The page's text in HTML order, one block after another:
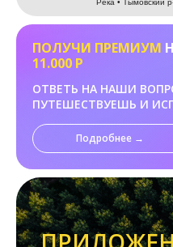
Река • Тымовский
ПОЛУЧИ ПРЕМИУМ
11.000 Р
ОТВЕТЬ НА НАШИ
ПУТЕШЕСТВУЕШЬ И
Подробнее →